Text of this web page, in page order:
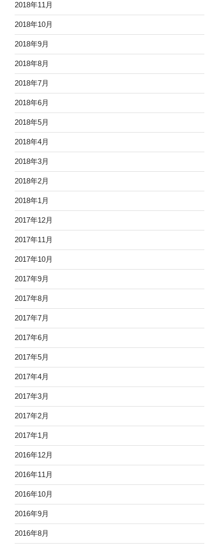
2018年11月
2018年10月
2018年9月
2018年8月
2018年7月
2018年6月
2018年5月
2018年4月
2018年3月
2018年2月
2018年1月
2017年12月
2017年11月
2017年10月
2017年9月
2017年8月
2017年7月
2017年6月
2017年5月
2017年4月
2017年3月
2017年2月
2017年1月
2016年12月
2016年11月
2016年10月
2016年9月
2016年8月